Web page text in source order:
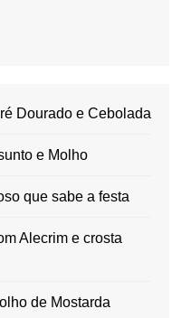
Dourado e Cebolada
e Molho
que sabe a festa
Alecrim e crosta
de Mostarda